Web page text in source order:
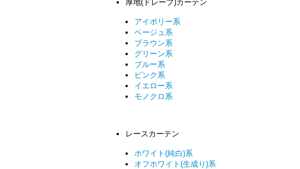
厚地(ドレープ)カーテン
アイボリー系
ベージュ系
ブラウン系
グリーン系
ブルー系
ピンク系
イエロー系
モノクロ系
レースカーテン
ホワイト(純白)系
オフホワイト(生成り)系